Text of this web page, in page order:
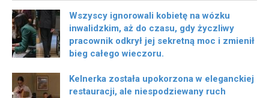
Wszyscy ignorowali kobietę na wózku
inwalidzkim, aż do czasu, gdy życzliwy
pracownik odkrył jej sekretną moc i zmienił
bieg całego wieczoru.
Kelnerka została upokorzona w eleganckiej
restauracji, ale niespodziewany ruch